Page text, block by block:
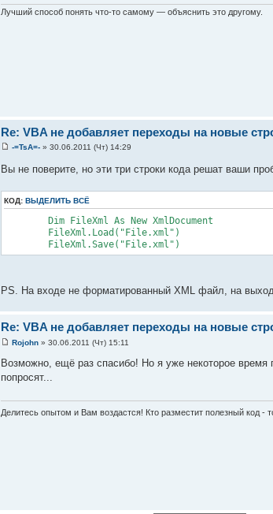
Лучший способ понять что-то самому — объяснить это другому.
Re: VBA не добавляет переходы на новые
-=TsA=-» 30.06.2011 (Чт) 14:29
Вы не поверите, но эти три строки кода решат ваши
КОД: ВЫДЕЛИТЬ ВСЁ
Dim FileXml As New XmlDocument
FileXml.Load("File.xml")
FileXml.Save("File.xml")
PS. На входе не форматированный XML файл, на
Re: VBA не добавляет переходы на новые
Rojohn» 30.06.2011 (Чт) 15:11
Возможно, ещё раз спасибо! Но я уже некоторое
попросят...
Делитесь опытом и Вам воздастся! Кто разместит полезный код -